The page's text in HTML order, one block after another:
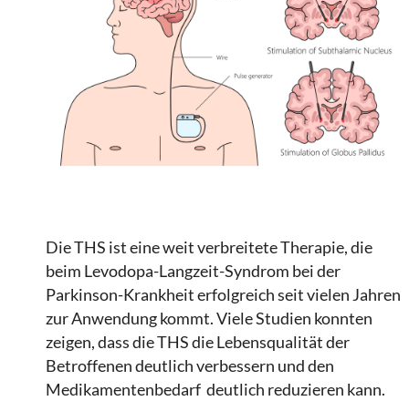
Die THS ist eine weit verbreitete Therapie, die
beim Levodopa-Langzeit-Syndrom bei der
Parkinson-Krankheit erfolgreich seit vielen Jahren
zur Anwendung kommt. Viele Studien konnten
zeigen, dass die THS die Lebensqualität der
Betroffenen deutlich verbessern und den
Medikamentenbedarf deutlich reduzieren kann.